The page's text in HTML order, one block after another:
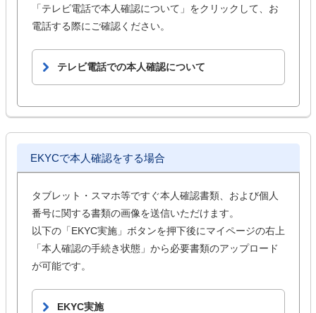
「テレビ電話で本人確認について」をクリックして、お
電話する際にご確認ください。
テレビ電話での本人確認について
EKYCで本人確認をする場合
タブレット・スマホ等ですぐ本人確認書類、および個人
番号に関する書類の画像を送信いただけます。
以下の「EKYC実施」ボタンを押下後にマイページの右上
「本人確認の手続き状態」から必要書類のアップロード
が可能です。
EKYC実施